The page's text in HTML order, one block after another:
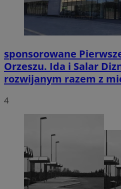
sponsorowane
Orzeszu. Ida i Salar
rozwijanym razem z
4